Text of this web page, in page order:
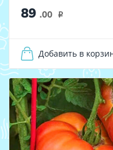
89 .00 i
Добавить в